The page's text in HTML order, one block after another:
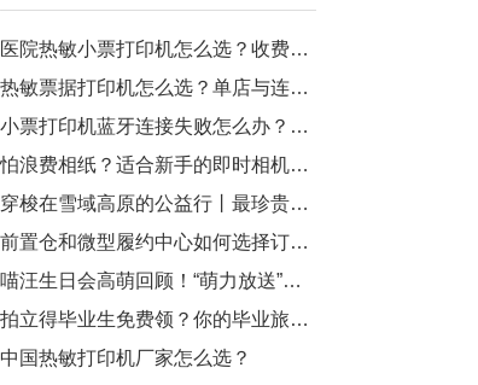
医院热敏小票打印机怎么选？收费窗口、药房以及诊室选型指南
热敏票据打印机怎么选？单店与连锁门店选型对比
小票打印机蓝牙连接失败怎么办？从配对到断连7步排查
怕浪费相纸？适合新手的即时相机推荐
穿梭在雪域高原的公益行丨最珍贵的“礼物”，是让孩子看见远方
前置仓和微型履约中心如何选择订单小票打印机？
喵汪生日会高萌回顾！“萌力放送”请查收~
拍立得毕业生免费领？你的毕业旅行照，也有机会上「三影堂」影展了！
中国热敏打印机厂家怎么选？